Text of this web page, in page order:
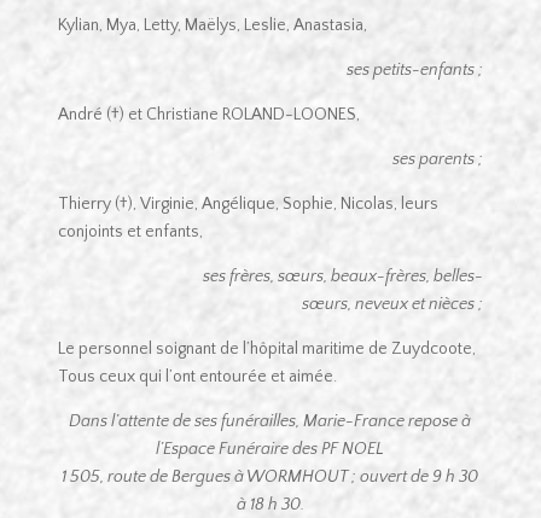
Kylian, Mya, Letty, Maëlys, Leslie, Anastasia,
ses petits-enfants ;
André (†) et Christiane ROLAND-LOONES,
ses parents ;
Thierry (†), Virginie, Angélique, Sophie, Nicolas, leurs
conjoints et enfants,
ses frères, sœurs, beaux-frères, belles-
sœurs, neveux et nièces ;
Le personnel soignant de l’hôpital maritime de Zuydcoote,
Tous ceux qui l’ont entourée et aimée.
Dans l’attente de ses funérailles, Marie-France repose à
l’Espace Funéraire des PF NOEL
1 505, route de Bergues à WORMHOUT ; ouvert de 9 h 30
à 18 h 30.